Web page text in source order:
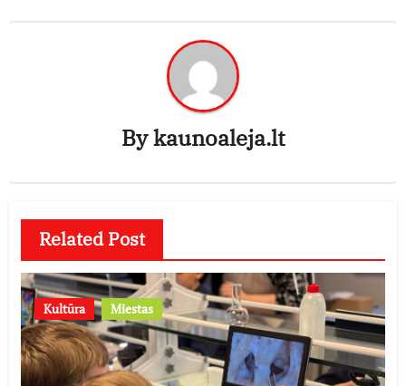
Bykaunoaleja.lt
Related Post
Kultūra Miestas